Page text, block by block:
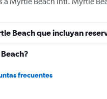
Beach que incluyan
frecuentes